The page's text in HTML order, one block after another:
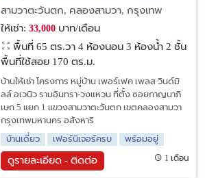
ห้องน้ำ / 65 ตรว. 170 ตรม. **33,000**
สามวาตะวันตก, คลองสามวา, กรุงเทพ
ให้เช่า: 33,000บาท/เดือน
พื้นที่ 65 ตร.วา 4 ห้องนอน 3 ห้องน้ำ 2 ชั้น
พื้นที่ใช้สอย 170 ตร.ม.
บ้านให้เช่า โครงการ หมู่บ้าน เพอร์เฟค เพลส วินด์มิ
ลล์ อเวนิว รามอินทรา-วงแหวน ที่ตั้ง ซอยกาญนาภิ
เษก 5 แยก 1 แขวงสามวาตะวันตก เขตคลองสามวา
กรุงเทพมหานคร อสังหาริ
บ้านเดี่ยว
เฟอร์นิเจอร์ครบ พร้อมอยู่
ดูรายละเอียด - ติดต่อ 1 เดือน